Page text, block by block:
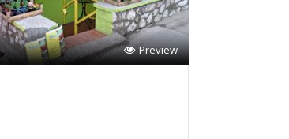
Preview